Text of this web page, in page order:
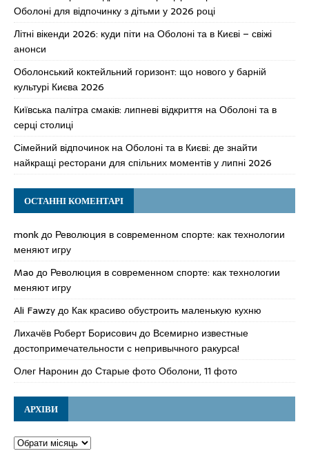
Оболоні для відпочинку з дітьми у 2026 році
Літні вікенди 2026: куди піти на Оболоні та в Києві – свіжі
анонси
Оболонський коктейльний горизонт: що нового у барній
культурі Києва 2026
Київська палітра смаків: липневі відкриття на Оболоні та в
серці столиці
Сімейний відпочинок на Оболоні та в Києві: де знайти
найкращі ресторани для спільних моментів у липні 2026
ОСТАННІ КОМЕНТАРІ
monkдо Революция в современном спорте: как технологии
меняют игру
Mao до Революция в современном спорте: как технологии
меняют игру
Ali Fawzyдо Как красиво обустроить маленькую кухню
Лихачёв Роберт Борисовичдо Всемирно известные
достопримечательности с непривычного ракурса!
Олег Наронин доСтарые фото Оболони, 11 фото
АРХІВИ